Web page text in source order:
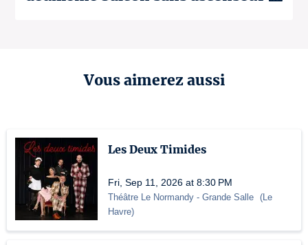
Vous aimerez aussi
Les Deux Timides
Fri, Sep 11, 2026 at 8:30 PM
Théâtre Le Normandy - Grande Salle (Le
Havre)